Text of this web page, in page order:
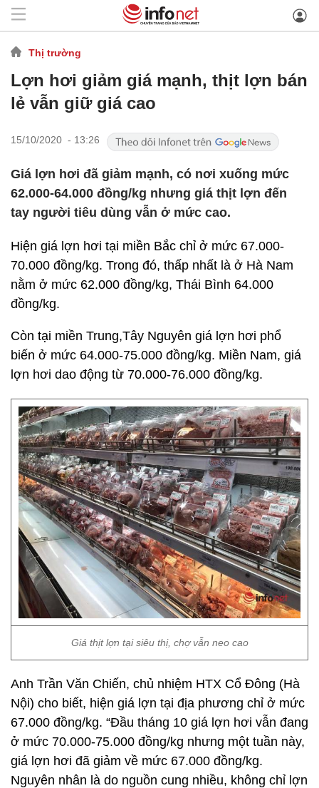
Thị trường
Lợn hơi giảm giá mạnh, thịt lợn bán
lẻ vẫn giữ giá cao
15/10/2020 - 13:26
Giá lợn hơi đã giảm mạnh, có nơi xuống mức
62.000-64.000 đồng/kg nhưng giá thịt lợn đến
tay người tiêu dùng vẫn ở mức cao.
Hiện giá lợn hơi tại miền Bắc chỉ ở mức 67.000-
70.000 đồng/kg. Trong đó, thấp nhất là ở Hà Nam
nằm ở mức 62.000 đồng/kg, Thái Bình 64.000
đồng/kg.
Còn tại miền Trung,Tây Nguyên giá lợn hơi phổ
biến ở mức 64.000-75.000 đồng/kg. Miền Nam, giá
lợn hơi dao động từ 70.000-76.000 đồng/kg.
Giá thịt lợn tại siêu thị, chợ vẫn neo cao
Anh Trần Văn Chiến, chủ nhiệm HTX Cổ Đông (Hà
Nội) cho biết, hiện giá lợn tại địa phương chỉ ở mức
67.000 đồng/kg. “Đầu tháng 10 giá lợn hơi vẫn đang
ở mức 70.000-75.000 đồng/kg nhưng một tuần này,
giá lợn hơi đã giảm về mức 67.000 đồng/kg.
Nguyên nhân là do nguồn cung nhiều, không chỉ lợn